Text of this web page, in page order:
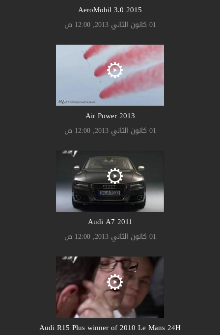
AeroMobil 3.0 2015
01 كانون الثاني 2013, 12:00 ص
Air Power 2013
01 كانون الثاني 2013, 12:00 ص
Audi A7 2011
01 كانون الثاني 2013, 12:00 ص
Audi R15 Plus winner of 2010 Le Mans 24H